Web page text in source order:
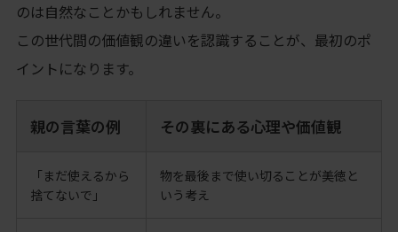
のは自然なことかもしれません。
この世代間の価値観の違いを認識することが、最初のポ
イントになります。
親の言葉の例 その裏にある心理や価値観
「まだ使えるから
捨てないで」
物を最後まで使い切ることが美徳と
いう考え